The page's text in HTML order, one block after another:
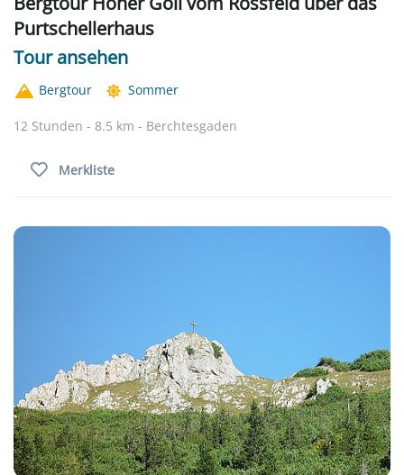
Purtschellerhaus
Tour ansehen
Bergtour Sommer
12 Stunden - 8.5 km - Berchtesgaden
Merkliste